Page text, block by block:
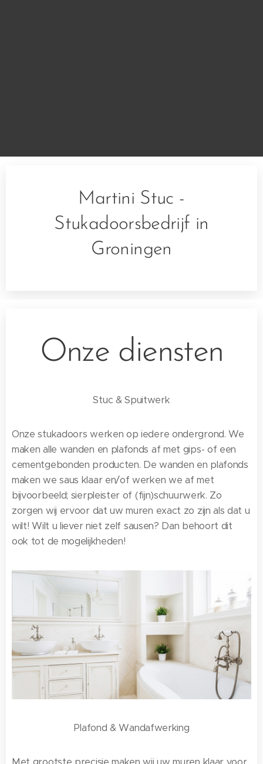
Martini Stuc -
Stukadoorsbedrijf in
Groningen
Onze diensten
Stuc & Spuitwerk
Onze stukadoors werken op iedere ondergrond. We
maken alle wanden en plafonds af met gips- of een
cementgebonden producten. De wanden en plafonds
maken we saus klaar en/of werken we af met
bijvoorbeeld; sierpleister of (fijn)schuurwerk. Zo
zorgen wij ervoor dat uw muren exact zo zijn als dat u
wilt! Wilt u liever niet zelf sausen? Dan behoort dit
ook tot de mogelijkheden!
Plafond & Wandafwerking